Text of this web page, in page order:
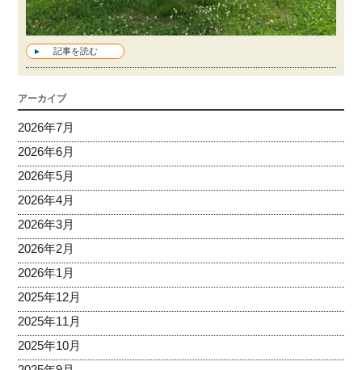
記事を読む
アーカイブ
2026年7月
2026年6月
2026年5月
2026年4月
2026年3月
2026年2月
2026年1月
2025年12月
2025年11月
2025年10月